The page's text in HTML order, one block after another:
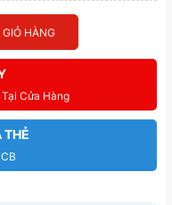
HÀNG
Cửa Hàng
THẺ